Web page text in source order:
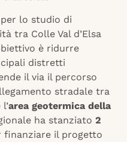
lo studio di
tra Colle Val d’Elsa
è ridurre
distretti
il via il percorso
stradale tra
l’area geotermica della
ha stanziato 2
finanziare il progetto